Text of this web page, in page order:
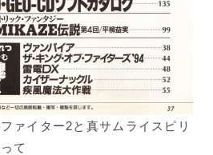
ァイター2と真サムライスピリ
て